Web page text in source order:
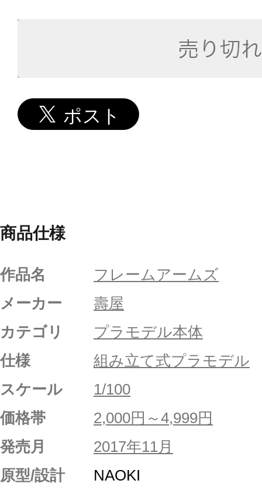
商品仕様
作品名
フレームアームズ
メーカー
壽屋
カテゴリ
プラモデル本体
仕様
組み立て式プラモデル
スケール
1/100
価格帯
2,000円～4,999円
発売月
2017年11月
原型/設計
NAOKI